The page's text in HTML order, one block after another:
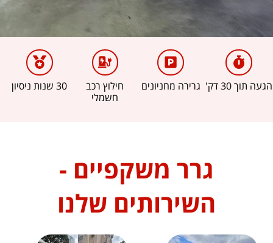
הגעה תוך 30 דק' גרירה מחניונים
חילוץ רכב
חשמלי
30 שנות ניסיון
גרר משקפיים -
השירותים שלנו